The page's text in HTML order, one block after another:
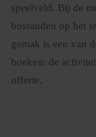
speelveld. Bij de
bosranden op het
gemak is een van
boeken: de
offerte.